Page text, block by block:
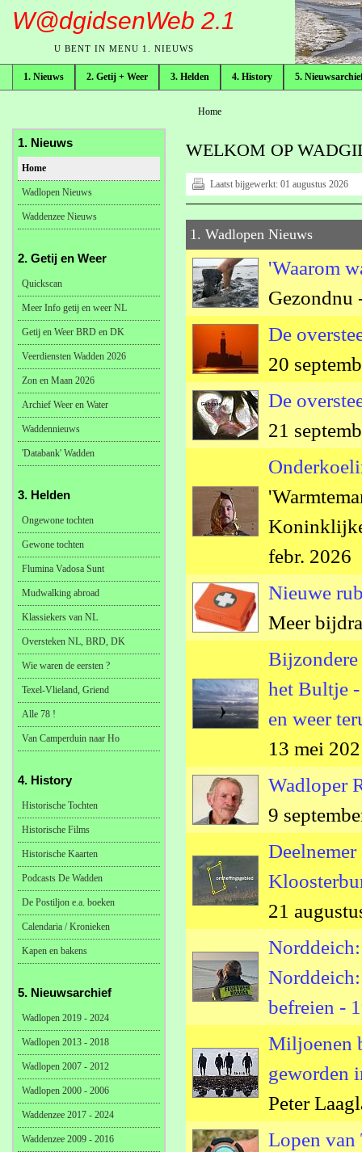
W@dgidsenWeb 2.1
U BENT IN MENU 1. NIEUWS
1. Nieuws 2. Getij + Weer 3. Helden 4. History 5.
broodkruimelpad
Home
WELKOM OP
Laatst bijgewerkt: 01 augustus 2026
1. Wadlopen Nieuws
'Waarom
Gezondnu
De
20
De
21
febr. 2026
Nieuwe
Meer
het Bultje -
en weer
13 mei
Wadloper
9
21
befreien -
Miljoenen
geworden
Peter
Lopen van
1. Nieuws
Home
Wadlopen Nieuws
Waddenzee Nieuws
2. Getij en Weer
Quickscan
Meer Info getij en weer NL
Getij en Weer BRD en DK
Veerdiensten Wadden 2026
Zon en Maan 2026
Archief Weer en Water
Waddennieuws
'Databank' Wadden
3. Helden
Ongewone tochten
Gewone tochten
Flumina Vadosa Sunt
Mudwalking abroad
Klassiekers van NL
Oversteken NL, BRD, DK
Wie waren de eersten ?
Texel-Vlieland, Griend
Alle 78 !
Van Camperduin naar Ho
4. History
Historische Tochten
Historische Films
Historische Kaarten
Podcasts De Wadden
De Postiljon e.a. boeken
Calendaria / Kronieken
Kapen en bakens
5. Nieuwsarchief
Wadlopen 2019 - 2024
Wadlopen 2013 - 2018
Wadlopen 2007 - 2012
Wadlopen 2000 - 2006
Waddenzee 2017 - 2024
Waddenzee 2009 - 2016